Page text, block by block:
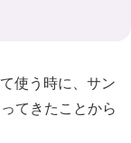
使う時に、サン
てきたことから